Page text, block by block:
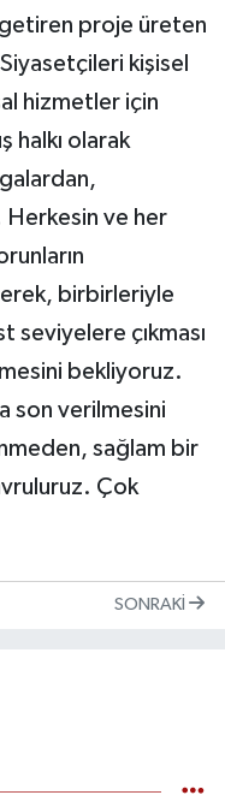
proje üreten
kişisel
hizmetler için
halkı olarak
Herkesin ve her
birbirleriyle
seviyelere çıkması
bekliyoruz.
son verilmesini
sağlam bir
Çok
SONRAKI